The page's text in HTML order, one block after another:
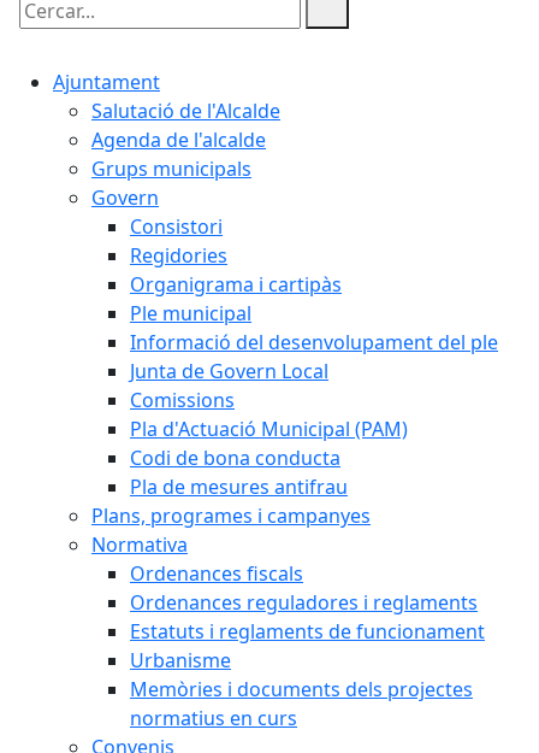
Cercar:
Ajuntament
Salutació de l'Alcalde
Agenda de l'alcalde
Grups municipals
Govern
Consistori
Regidories
Organigrama i cartipàs
Ple municipal
Informació del desenvolupament del ple
Junta de Govern Local
Comissions
Pla d'Actuació Municipal (PAM)
Codi de bona conducta
Pla de mesures antifrau
Plans, programes i campanyes
Normativa
Ordenances fiscals
Ordenances reguladores i reglaments
Estatuts i reglaments de funcionament
Urbanisme
Memòries i documents dels projectes
normatius en curs
Convenis